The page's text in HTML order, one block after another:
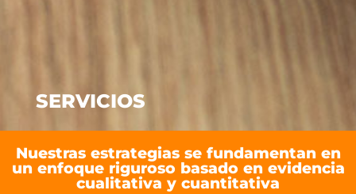
SERVICIOS
Nuestras estrategias se fundamentan en
un enfoque riguroso basado en evidencia
cualitativa y cuantitativa